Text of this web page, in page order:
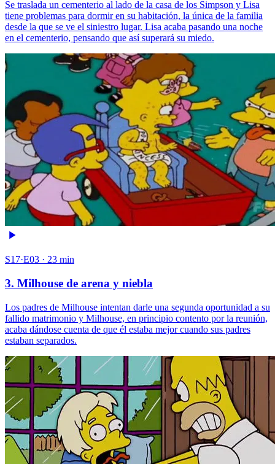
Se traslada un cementerio al lado de la casa de los Simpson y Lisa
tiene problemas para dormir en su habitación, la única de la familia
desde la que se ve el siniestro lugar. Lisa acaba pasando una noche
en el cementerio, pensando que así superará su miedo.
S17·E03 · 23 min
3. Milhouse de arena y niebla
Los padres de Milhouse intentan darle una segunda oportunidad a su
fallido matrimonio y Milhouse, en principio contento por la reunión,
acaba dándose cuenta de que él estaba mejor cuando sus padres
estaban separados.